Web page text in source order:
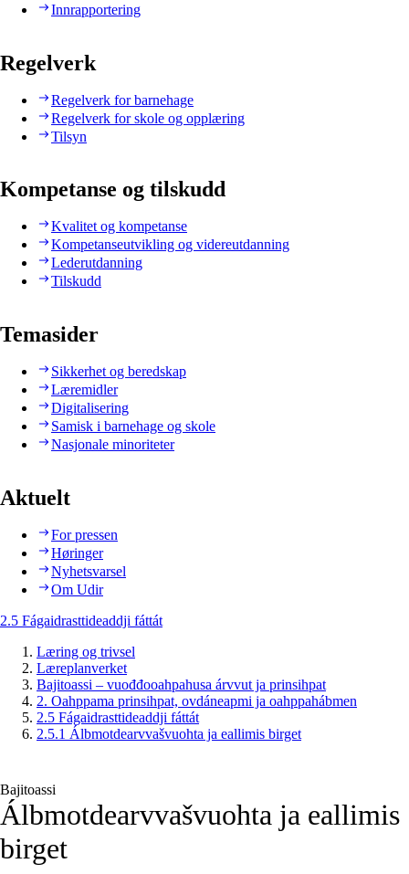
Innrapportering
Regelverk
Regelverk for barnehage
Regelverk for skole og opplæring
Tilsyn
Kompetanse og tilskudd
Kvalitet og kompetanse
Kompetanseutvikling og videreutdanning
Lederutdanning
Tilskudd
Temasider
Sikkerhet og beredskap
Læremidler
Digitalisering
Samisk i barnehage og skole
Nasjonale minoriteter
Aktuelt
For pressen
Høringer
Nyhetsvarsel
Om Udir
2.5 Fágaidrasttideaddji fáttát
Læring og trivsel
Læreplanverket
Bajitoassi – vuođđooahpahusa árvvut ja prinsihpat
2. Oahppama prinsihpat, ovdáneapmi ja oahppahábmen
2.5 Fágaidrasttideaddji fáttát
2.5.1 Álbmotdearvvašvuohta ja eallimis birget
Bajitoassi
Álbmotdearvvašvuohta ja eallimis
birget